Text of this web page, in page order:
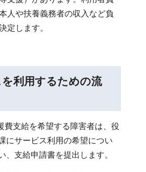
人や扶養義務者の収入など負
定します。
利用するための流
支給を希望する障害者は、役
にサービス利用の希望につい
、支給申請書を提出します。